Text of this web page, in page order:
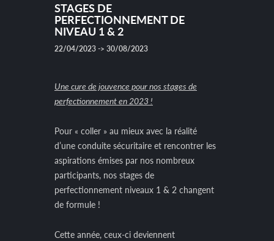
STAGES DE
PERFECTIONNEMENT DE
NIVEAU 1 & 2
22/04/2023 -> 30/08/2023
Une cure de jouvence pour nos stages de
perfectionnement en 2023 !
Pour « coller » au mieux avec la réalité
d’une conduite sécuritaire et rencontrer les
aspirations émises par nos nombreux
participants, nos stages de
perfectionnement niveaux 1 & 2 changent
de formule !
Cette année, ceux-ci deviennent